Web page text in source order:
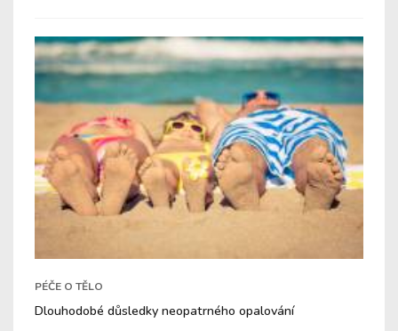
PÉČE O TĚLO
Dlouhodobé důsledky neopatrného opalování